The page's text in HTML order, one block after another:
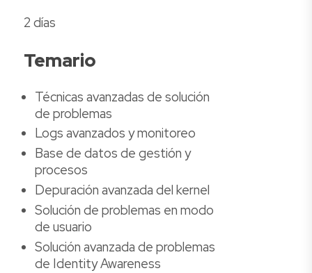
2 días
Temario
Técnicas avanzadas de solución
de problemas
Logs avanzados y monitoreo
Base de datos de gestión y
procesos
Depuración avanzada del kernel
Solución de problemas en modo
de usuario
Solución avanzada de problemas
de Identity Awareness